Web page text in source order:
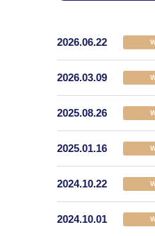
2026.06.22
2026.03.09
2025.08.26
2025.01.16
2024.10.22
2024.10.01